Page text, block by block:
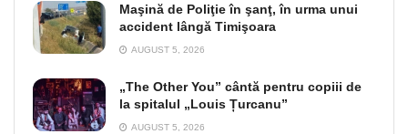
Maşină de Poliţie în şanţ, în urma unui
accident lângă Timişoara
AUGUST 5, 2026
„The Other You” cântă pentru copiii de
la spitalul „Louis Țurcanu”
AUGUST 5, 2026